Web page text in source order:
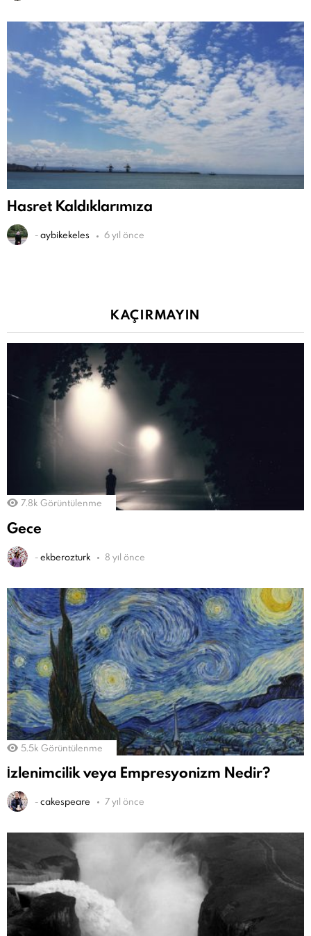
Hasret Kaldıklarımıza
-aybikekeles 6 yıl önce
KAÇIRMAYIN
7.8k Görüntülenme
Gece
-ekberozturk 8 yıl önce
5.5k Görüntülenme
İzlenimcilik veya Empresyonizm Nedir?
-cakespeare 7 yıl önce